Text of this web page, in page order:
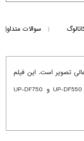
سوالات متداول
تصویر است. این فیلم
حرارتی برای استفاده در پرینتر فیلم خشک UP-DF550 و UP-DF750